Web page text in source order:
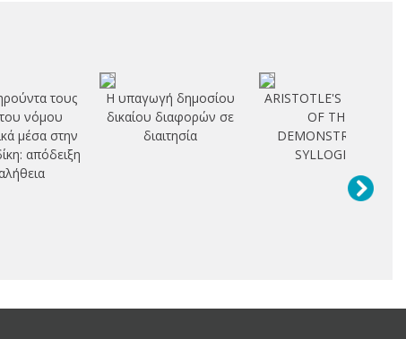
τους
νόμου
μέσα στην
απόδειξη
Η υπαγωγή δημοσίου
δικαίου διαφορών σε
διαιτησία
ARISTOTLE'S THEORY
OF THE
DEMONSTRATIVE
SYLLOGISM